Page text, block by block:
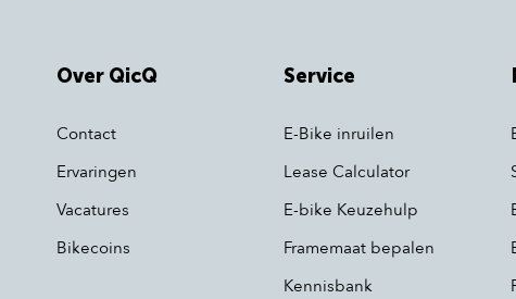
Over QicQ
Contact
Ervaringen
Vacatures
Bikecoins
Service
E-Bike inruilen
Lease Calculator
E-bike Keuzehulp
Framemaat bepalen
Kennisbank